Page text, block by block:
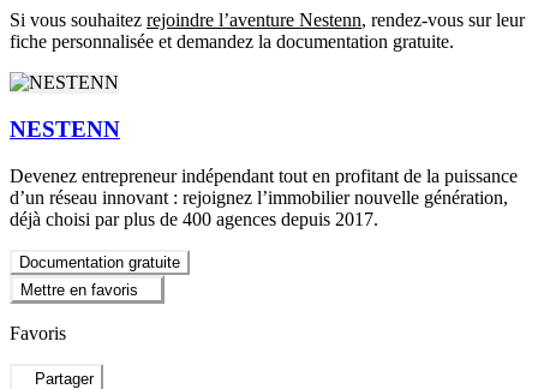
Si vous souhaitez rejoindre l’aventure Nestenn, rendez-vous sur leur
fiche personnalisée et demandez la documentation gratuite.
NESTENN
Devenez entrepreneur indépendant tout en profitant de la puissance
d’un réseau innovant : rejoignez l’immobilier nouvelle génération,
déjà choisi par plus de 400 agences depuis 2017.
Documentation gratuite
Mettre en favoris
Favoris
Partager